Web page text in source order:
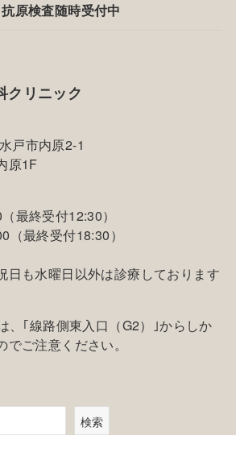
原検査随時受付中
クリニック
戸市内原2-1
原1F
最終受付12:30）
（最終受付18:30）
も水曜日以外は診療しております
、｢線路側東入口（G2）｣からしか
ご注意ください。
検索